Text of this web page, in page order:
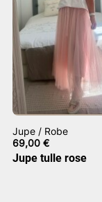
Jupe / Robe
69,00 €
Jupe tulle rose